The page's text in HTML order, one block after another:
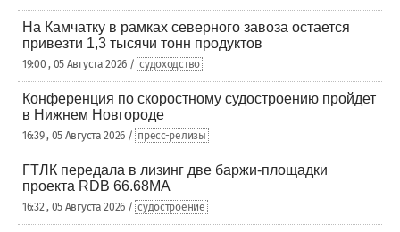
На Камчатку в рамках северного завоза остается
привезти 1,3 тысячи тонн продуктов
19:00 , 05 Августа 2026 / судоходство
Конференция по скоростному судостроению пройдет
в Нижнем Новгороде
16:39 , 05 Августа 2026 / пресс-релизы
ГТЛК передала в лизинг две баржи-площадки
проекта RDB 66.68МА
16:32 , 05 Августа 2026 / судостроение